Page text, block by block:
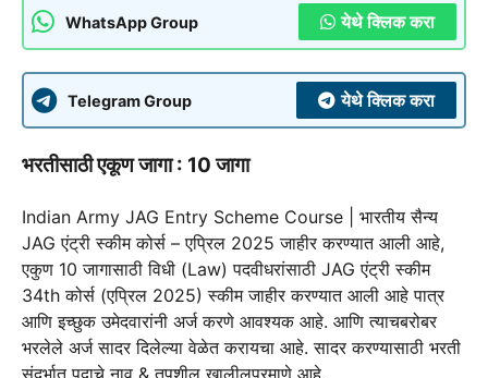
WhatsApp Group येथे क्लिक करा
Telegram Group येथे क्लिक करा
भरतीसाठी एकूण जागा : 10 जागा
Indian Army JAG Entry Scheme Course | भारतीय सैन्य
JAG एंट्री स्कीम कोर्स – एप्रिल 2025जाहीर करण्यात आली आहे,
एकुण 10 जागासाठीविधी (Law) पदवीधरांसाठी JAG एंट्री स्कीम
34th कोर्स (एप्रिल 2025) स्कीम जाहीर करण्यात आली आहेपात्र
आणि इच्छुक उमेदवारांनी अर्ज करणे आवश्यक आहे. आणि त्याचबरोबर
भरलेले अर्ज सादर दिलेल्या वेळेत करायचा आहे. सादर करण्यासाठी भरती